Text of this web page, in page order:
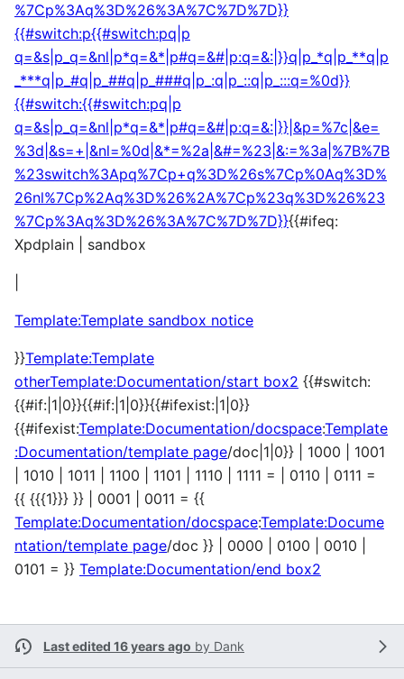
%7Cp%3Aq%3D%26%3A%7C%7D%7D}}
{{#switch:p{{#switch:pq|p
q=&s|p_q=&nl|p*q=&*|p#q=&#|p:q=&:|}}q|p_*q|p_**q|p
_***q|p_#q|p_##q|p_###q|p_:q|p_::q|p_:::q=%0d}}
{{#switch:{{#switch:pq|p
q=&s|p_q=&nl|p*q=&*|p#q=&#|p:q=&:|}}|&p=%7c|&e=
%3d|&s=+|&nl=%0d|&*=%2a|&#=%23|&:=%3a|%7B%7B
%23switch%3Apq%7Cp+q%3D%26s%7Cp%0Aq%3D%
26nl%7Cp%2Aq%3D%26%2A%7Cp%23q%3D%26%23
%7Cp%3Aq%3D%26%3A%7C%7D%7D}}{{#ifeq:
Xpdplain | sandbox
Template:Template sandbox notice
}}Template:Template
otherTemplate:Documentation/start box2 {{#switch:
{{#if:|1|0}}{{#if:|1|0}}{{#ifexist:|1|0}}
{{#ifexist:Template:Documentation/docspace:Template
:Documentation/template page/doc|1|0}} | 1000 | 1001
| 1010 | 1011 | 1100 | 1101 | 1110 | 1111 = | 0110 | 0111 =
{{ {{{1}}} }} | 0001 | 0011 = {{
Template:Documentation/docspace:Template:Docume
ntation/template page/doc }} | 0000 | 0100 | 0010 |
0101 = }} Template:Documentation/end box2
Last edited 16 years ago by Dank